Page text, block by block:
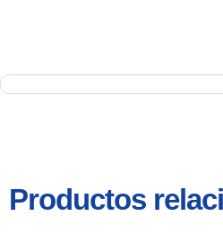
Productos